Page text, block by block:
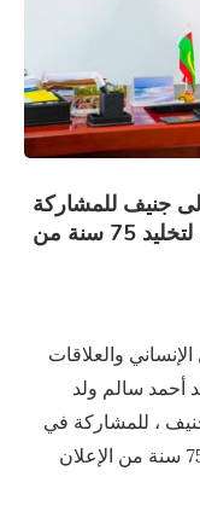
جنيف للمشاركة
في الفعاليات الدولية رفيعة المستوى لتخليد 75 سنة من
والعلاقات
أحمد سالم ولد
، للمشاركة في
الفعاليات الدولية رفيعة المستوى لتخليد 75 سنة من الإعلان